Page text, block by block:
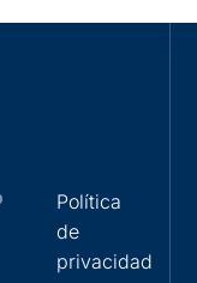
Política
de
privacidad